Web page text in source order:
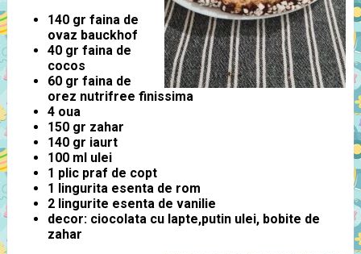
140 gr faina de
ovaz bauckhof
40 gr faina de
cocos
60 gr faina de
orez nutrifree finissima
4 oua
150 gr zahar
140 gr iaurt
100 ml ulei
1 plic praf de copt
1 lingurita esenta de rom
2 lingurite esenta de vanilie
decor: ciocolata cu lapte,putin ulei, bobite de
zahar